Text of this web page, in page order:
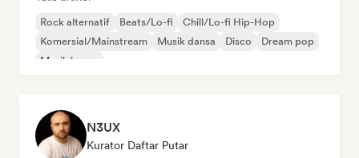
Rock alternatif Beats/Lo-fi
Chill/Lo-fi Hip-Hop
Komersial/Mainstream
Musik dansa Disco
Dream pop
Musik house
N3UX
Kurator Daftar Putar